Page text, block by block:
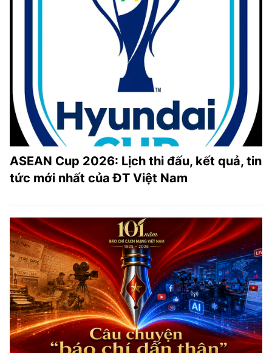
ASEAN Cup 2026: Lịch thi đấu, kết quả, tin
tức mới nhất của ĐT Việt Nam